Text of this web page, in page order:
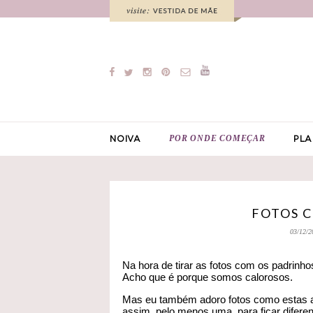
NOIVA POR ONDE COMEÇAR
FOTOS
03/12/
Na hora de tirar as fotos com os
Acho que é porque somos calorosos.
Mas eu também adoro fotos como estas